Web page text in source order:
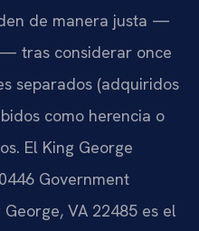
de manera justa —
tras considerar once
separados (adquiridos
como herencia o
El King George
Government
VA 22485 es el